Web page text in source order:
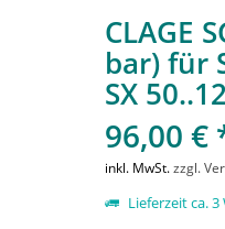
CLAGE
bar) für
SX
96,00 €
inkl. MwSt.zzgl.
Lieferzeit ca.